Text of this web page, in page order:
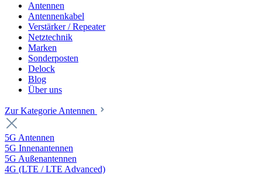
Antennen
Antennenkabel
Verstärker / Repeater
Netztechnik
Marken
Sonderposten
Delock
Blog
Über uns
Zur Kategorie Antennen
5G Antennen
5G Innenantennen
5G Außenantennen
4G (LTE / LTE Advanced)